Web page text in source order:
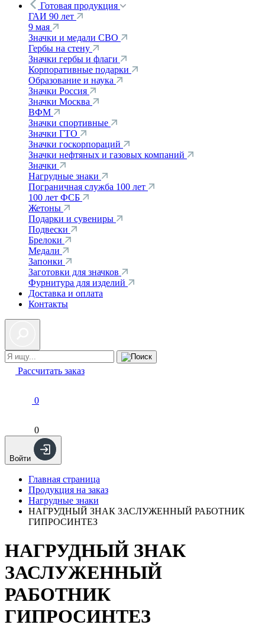
Готовая продукция
ГАИ 90 лет
9 мая
Значки и медали СВО
Гербы на стену
Значки гербы и флаги
Корпоративные подарки
Образование и наука
Значки Россия
Значки Москва
ВФМ
Значки спортивные
Значки ГТО
Значки госкорпораций
Значки нефтяных и газовых компаний
Значки
Нагрудные знаки
Пограничная служба 100 лет
100 лет ФСБ
Жетоны
Подарки и сувениры
Подвески
Брелоки
Медали
Запонки
Заготовки для значков
Фурнитура для изделий
Доставка и оплата
Контакты
Рассчитать заказ
0
0
Войти
Главная страница
Продукция на заказ
Нагрудные знаки
НАГРУДНЫЙ ЗНАК ЗАСЛУЖЕННЫЙ РАБОТНИК
ГИПРОСИНТЕЗ
НАГРУДНЫЙ ЗНАК
ЗАСЛУЖЕННЫЙ
РАБОТНИК
ГИПРОСИНТЕЗ